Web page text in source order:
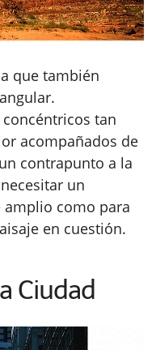
que también
tan
acompañados de
contrapunto a la
un
como para
en cuestión.
Ciudad